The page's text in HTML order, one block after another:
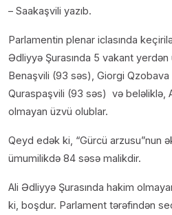
– Saakaşvili yazıb.
Parlamentin plenar iclasında
Ədliyyə Şurasında 5 vakant
Benaşvili (93 səs), Giorgi Qzobava
Quraspaşvili (93 səs) və beləliklə,
olmayan üzvü olublar.
Qeyd edək ki, “Gürcü arzusu”nun
ümumilikdə 84 səsə malikdir.
Ali Ədliyyə Şurasında hakim
ki, boşdur. Parlament tərəfindən